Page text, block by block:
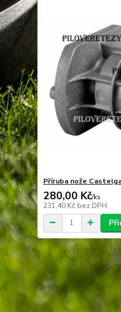
Příruba nože
280,00 Kč/ks
231,40 Kč bez DPH